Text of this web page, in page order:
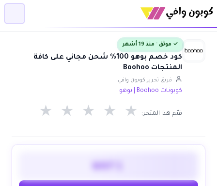
✓ موثق · منذ 19 أشهر
كود خصم بوهو 100% شحن مجاني على كافة
المنتجات Boohoo
فريق تحرير كوبون وافي
كوبونات Boohoo | بوهو
قيّم هذا المتجر: ★ ★ ★ ★ ★
WAF1